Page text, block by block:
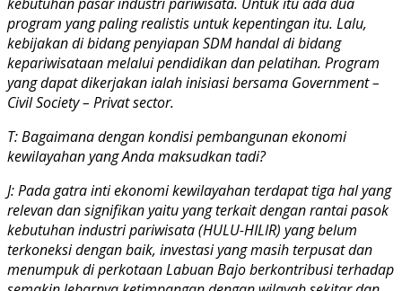
program yang paling realistis untuk kepentingan itu. Lalu,
kebijakan di bidang penyiapan SDM handal di bidang
kepariwisataan melalui pendidikan dan pelatihan. Program
yang dapat dikerjakan ialah inisiasi bersama Government –
Civil Society – Privat sector.
T: Bagaimana dengan kondisi pembangunan ekonomi
kewilayahan yang Anda maksudkan tadi?
J: Pada gatra inti ekonomi kewilayahan terdapat tiga hal yang
relevan dan signifikan yaitu yang terkait dengan rantai pasok
kebutuhan industri pariwisata (HULU-HILIR) yang belum
terkoneksi dengan baik, investasi yang masih terpusat dan
menumpuk di perkotaan Labuan Bajo berkontribusi terhadap